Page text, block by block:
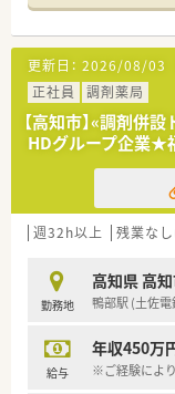
〈業務内容〉
■OTC医薬品の
■調剤業務、レ
す。
〈法人概要〉
■創業205周年
■高知県内でド
ます。
■医薬品から
ことができま
■薬剤師は新し
■広々とした
などの調剤設
■ドラッグス
〈こんな方にも
更新日： 2026/08/03
正社員
調剤薬局
【高知市】«調剤併
HDグループ企業★
週32h以上 残業な
勤務地
高知県 高
鴨部駅 (土佐
給与
年収450万
※ご経験によ